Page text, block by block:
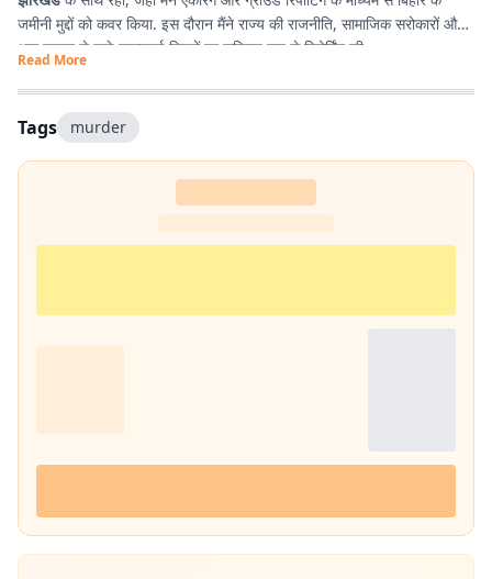
जमीनी मुद्दों को कवर किया. इस दौरान मैंने राज्य की राजनीति, सामाजिक सरोकारों और
आम जनता से जुड़े महत्वपूर्ण विषयों पर सक्रिय रूप से रिपोर्टिंग की.
Read More
Tags murder